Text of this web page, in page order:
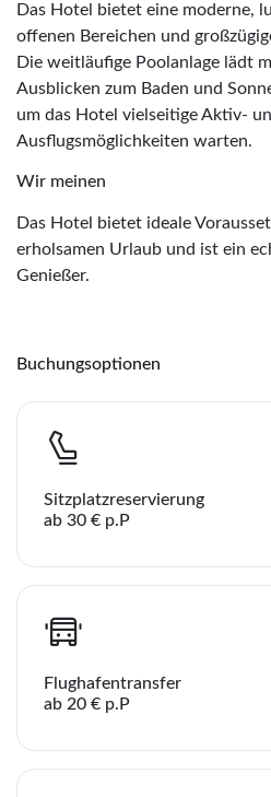
Das Hotel bietet eine moderne,
offenen Bereichen und
Die weitläufige Poolanlage lädt
Ausblicken zum Baden und
um das Hotel vielseitige Aktiv-
Ausflugsmöglichkeiten warten.
Wir meinen
Das Hotel bietet ideale
erholsamen Urlaub und ist ein
Genießer.
Buchungsoptionen
Sitzplatzreservierung
ab 30 € p.P
Flughafentransfer
ab 20 € p.P